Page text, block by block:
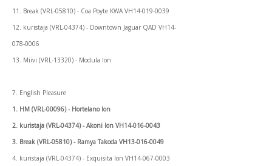
11. Break (VRL-05810) - Coa Poyte KWA VH14-019-0039
12. kuristaja (VRL-04374) - Downtown Jaguar QAD VH14-
078-0006
13. Miivi (VRL-13320) - Modula Ion
7. English Pleasure
1. HM (VRL-00096) - Hortelano Ion
2. kuristaja (VRL-04374) - Akoni Ion VH14-016-0043
3. Break (VRL-05810) - Ramya Takoda VH13-016-0049
4. kuristaja (VRL-04374) - Exquisita Ion VH14-067-0003